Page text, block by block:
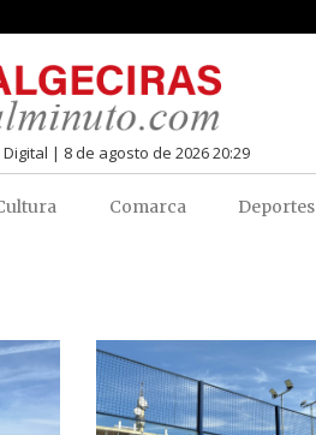
| 8 de agosto de 2026 20:29
Comarca Deportes